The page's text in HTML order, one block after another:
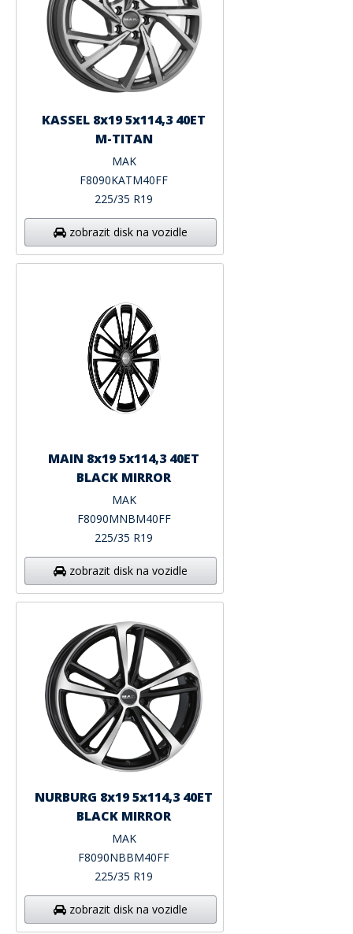
KASSEL 8x19 5x114,3 40ET
M-TITAN
MAK
F8090KATM40FF
225/35 R19
zobrazit disk na vozidle
MAIN 8x19 5x114,3 40ET
BLACK MIRROR
MAK
F8090MNBM40FF
225/35 R19
zobrazit disk na vozidle
NURBURG 8x19 5x114,3 40ET
BLACK MIRROR
MAK
F8090NBBM40FF
225/35 R19
zobrazit disk na vozidle